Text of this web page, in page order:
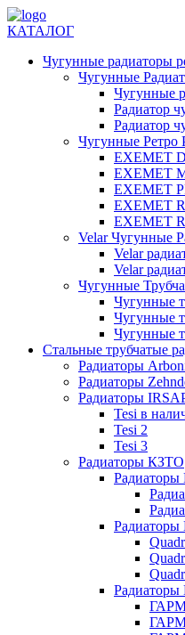
КАТАЛОГ
Чугунные радиаторы
Чугунные
Чугунные
Радиатор
Радиатор
Чугунные Ретро
EXEMET
EXEMET
EXEMET
EXEMET
EXEMET
Velar Чугунные
Velar
Velar
Чугунные
Чугунные
Чугунные
Чугунные
Стальные трубчатые
Радиаторы
Радиаторы
Радиаторы
Tesi в
Tesi 2
Tesi 3
Радиаторы КЗТО